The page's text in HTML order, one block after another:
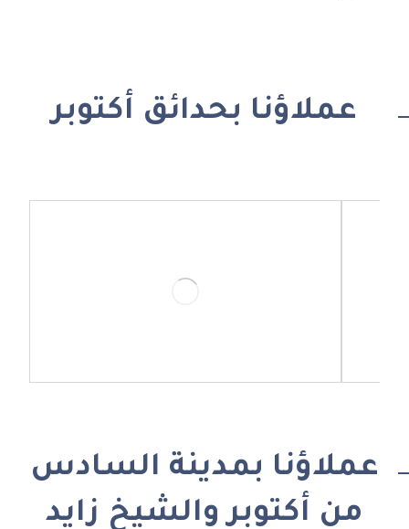
عملاؤنا بحدائق أكتوبر
عملاؤنا بمدينة السادس
من أكتوبر والشيخ زايد